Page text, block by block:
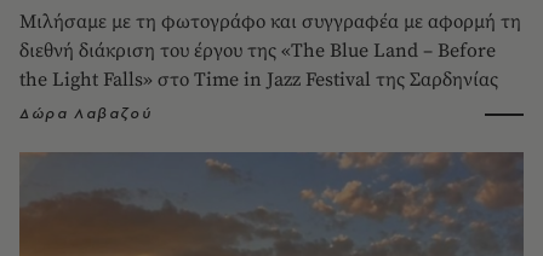
Μιλήσαμε με τη φωτογράφο και συγγραφέα με αφορμή τη
διεθνή διάκριση του έργου της «The Blue Land – Before
the Light Falls» στο Time in Jazz Festival της Σαρδηνίας
Δώρα Λαβαζού